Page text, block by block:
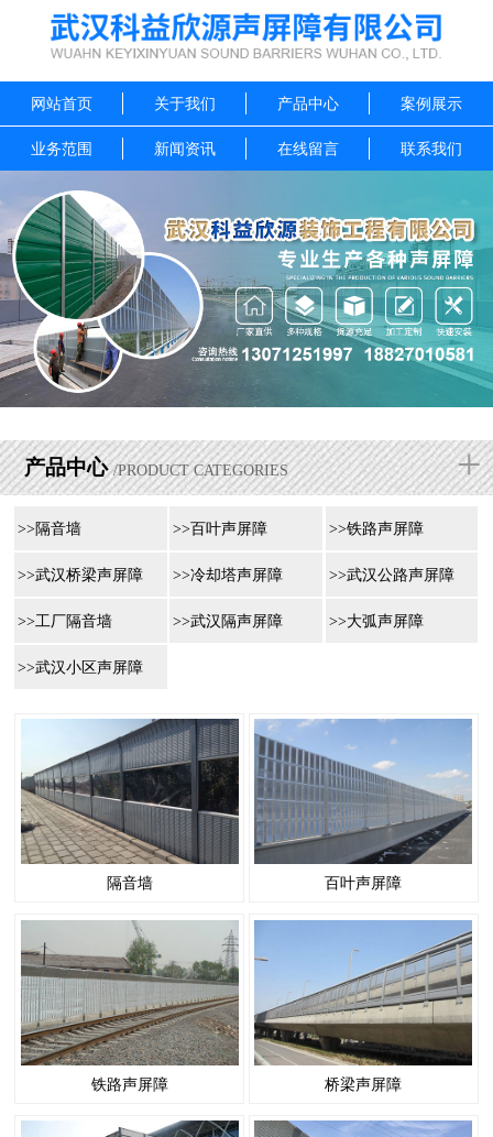
网站首页 关于我们 产品中心 案例展示
业务范围 新闻资讯 在线留言 联系我们
产品中心 /PRODUCT CATEGORIES +
>>隔音墙 >>百叶声屏障 >>铁路声屏障
>>武汉桥梁声屏障 >>冷却塔声屏障 >>武汉公路声屏障
>>工厂隔音墙 >>武汉隔声屏障 >>大弧声屏障
>>武汉小区声屏障
隔音墙 百叶声屏障
铁路声屏障 桥梁声屏障